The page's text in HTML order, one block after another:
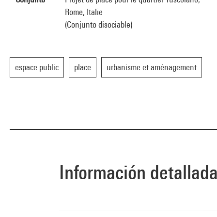
Rome, Italie
(Conjunto disociable)
espace public place urbanisme et aménagement
Información detallada